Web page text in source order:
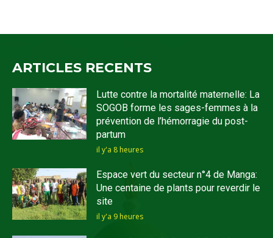
ARTICLES RECENTS
Lutte contre la mortalité maternelle: La
SOGOB forme les sages-femmes à la
prévention de l’hémorragie du post-
partum
il y'a 8 heures
Espace vert du secteur n°4 de Manga:
Une centaine de plants pour reverdir le
site
il y'a 9 heures